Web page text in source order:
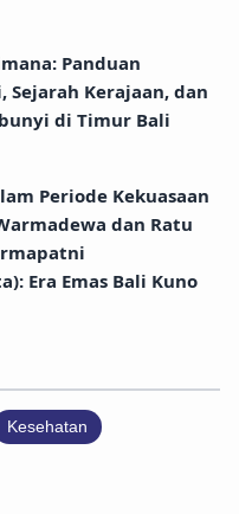
Panduan
Sejarah Kerajaan, dan
di Timur Bali
Periode Kekuasaan
dan Ratu
Era Emas Bali Kuno
Kesehatan